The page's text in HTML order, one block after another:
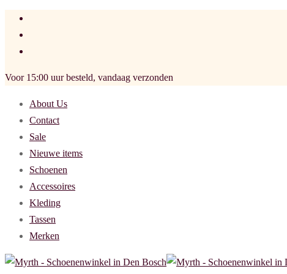
Voor 15:00 uur besteld, vandaag verzonden
About Us
Contact
Sale
Nieuwe items
Schoenen
Accessoires
Kleding
Tassen
Merken